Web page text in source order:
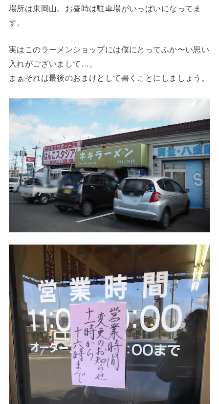
場所は東岡山。お昼時は駐車場がいっぱいになってま
す。
実はこのラーメンショップには僕にとってふか〜い思い
入れがございまして…。
まぁそれは最後のおまけとして書くことにしましょう。